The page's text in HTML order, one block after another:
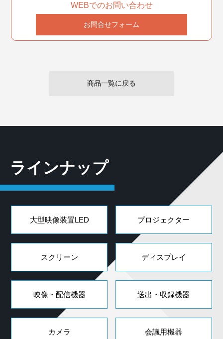
WEBでのお問い合わせ
お問合せフォーム
商品一覧に戻る
ラインナップ
大型映像装置LED プロジェクター
スクリーン ディスプレイ
映像・配信機器 送出・収録機器
カメラ 会議用機器